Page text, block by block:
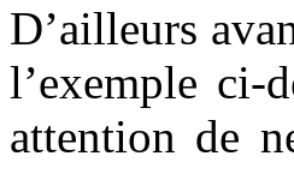
D’ailleurs
l’exemple ci-
attention de